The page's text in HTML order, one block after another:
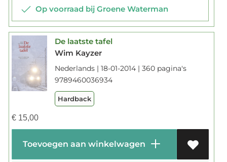
Op voorraad bij Groene Waterman
De laatste tafel
Wim Kayzer
Nederlands | 18-01-2014 | 360 pagina's
9789460036934
Hardback
€15,00
Toevoegen aan winkelwagen